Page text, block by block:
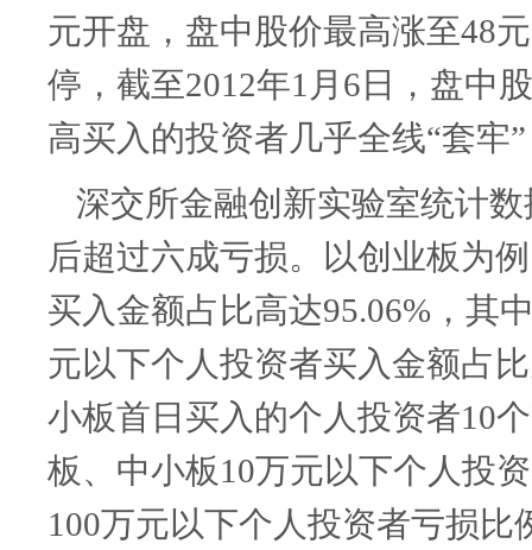
元开盘，盘中股价最高涨至48
停，截至2012年1 月 6 日，盘中
高买入的投资者几乎全线“套牢
深交所金融创新实验室统计
后超过六成亏损。以创业板为
买入金额占比高达95.06% ，其
元以下个人投资者买入金额占
小板首日买入的个人投资者10
板、中小板10万元以下个人投
100万元以下个人投资者亏损比